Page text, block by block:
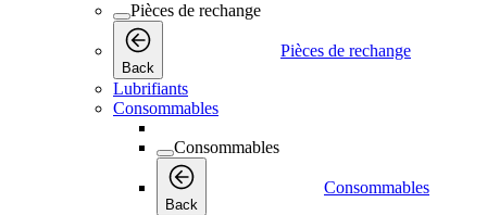
Pièces de rechange
Back
Pièces de rechange
Lubrifiants
Consommables
Consommables
Back
Consommables